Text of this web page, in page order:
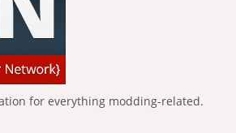
for everything modding-related.